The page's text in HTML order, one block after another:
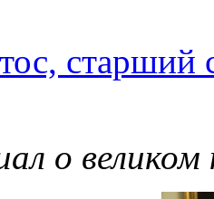
старший
о великом